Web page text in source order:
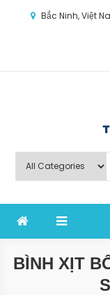
Bắc Ninh, Việt
Thế Giới
BÌNH XỊT